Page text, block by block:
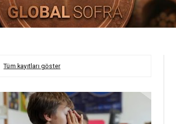
Tüm kayıtları göster